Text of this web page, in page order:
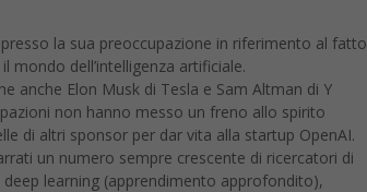
la sua preoccupazione in riferimento al fatto
dell’intelligenza artificiale.
anche Elon Musk di Tesla e Sam Altman di Y
non hanno messo un freno allo spirito
di altri sponsor per dar vita alla startup OpenAI.
un numero sempre crescente di ricercatori di
learning (apprendimento approfondito),